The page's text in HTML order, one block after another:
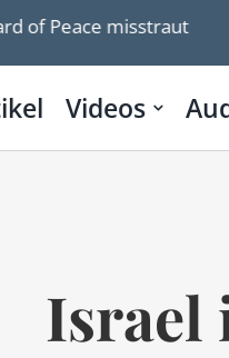
misstraut
Videos
Israel